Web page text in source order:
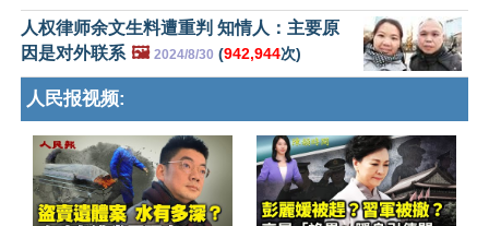
人权律师余文生料遭重判 知情人：主要原
因是对外联系 🖼️ 2024/8/30 (942,944次)
人民报视频: